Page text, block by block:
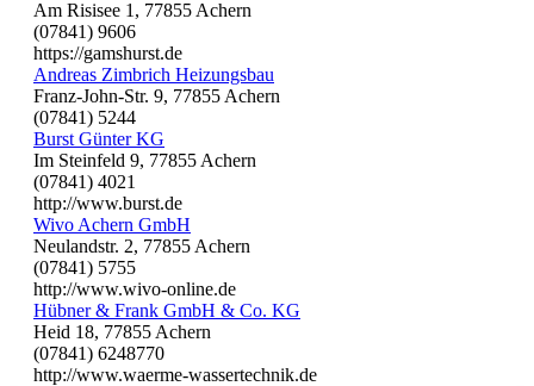
Am Risisee 1, 77855 Achern
(07841) 9606
https://gamshurst.de
Andreas Zimbrich Heizungsbau
Franz-John-Str. 9, 77855 Achern
(07841) 5244
Burst Günter KG
Im Steinfeld 9, 77855 Achern
(07841) 4021
http://www.burst.de
Wivo Achern GmbH
Neulandstr. 2, 77855 Achern
(07841) 5755
http://www.wivo-online.de
Hübner & Frank GmbH & Co. KG
Heid 18, 77855 Achern
(07841) 6248770
http://www.waerme-wassertechnik.de